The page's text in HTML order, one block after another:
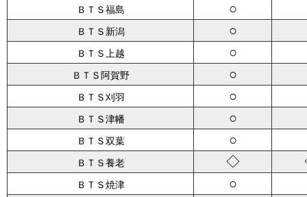
ＢＴＳ福島 ○
ＢＴＳ新潟 ○
ＢＴＳ上越 ○
ＢＴＳ阿賀野 ○
ＢＴＳ刈羽 ○
ＢＴＳ津幡 ○
ＢＴＳ双葉 ○
ＢＴＳ養老 ◇
ＢＴＳ焼津 ○